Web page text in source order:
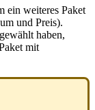
ein weiteres Paket
und Preis).
gewählt haben,
mit